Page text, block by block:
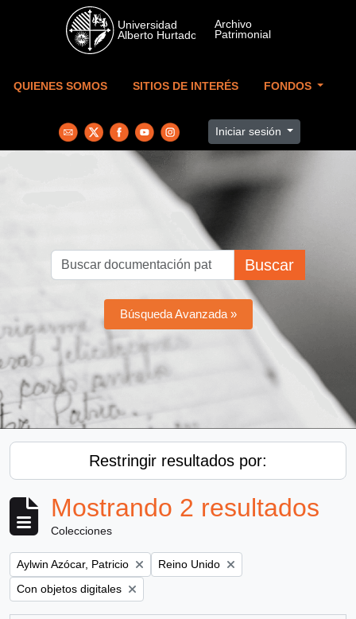
Skip to main content
QUIENES SOMOS SITIOS DE INTERÉS FONDOS
Iniciar sesión
Buscar
Búsqueda Avanzada »
Restringir resultados por:
Mostrando 2 resultados
Colecciones
Remove filter:
Aylwin Azócar, Patricio Remove filter:
Reino Unido
Remove filter:
Con objetos digitales